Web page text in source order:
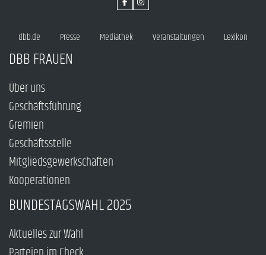
dbb.de Presse Mediathek Veranstaltungen Lexikon
DBB FRAUEN
Über uns
Geschäftsführung
Gremien
Geschäftsstelle
Mitgliedsgewerkschaften
Kooperationen
BUNDESTAGSWAHL 2025
Aktuelles zur Wahl